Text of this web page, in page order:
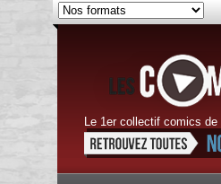
Le 1er collectif comics de